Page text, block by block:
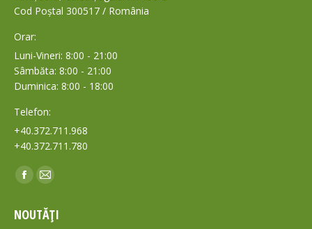
Cod Poștal 300517 / România
Orar:
Luni-Vineri: 8:00 - 21:00
Sâmbăta: 8:00 - 21:00
Duminica: 8:00 - 18:00
Telefon:
+40.372.711.968
+40.372.711.780
Find us on:
Facebook
opens
Mail
opens
NOUTĂȚI